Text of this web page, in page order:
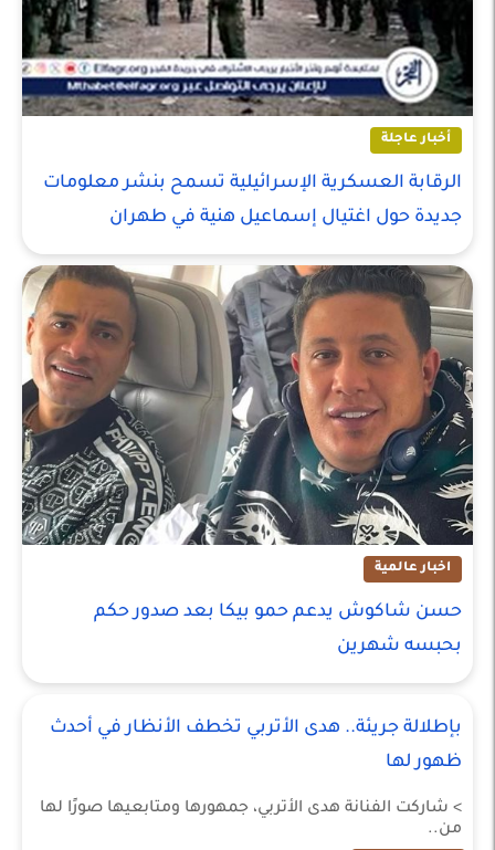
أخبار عاجلة
الرقابة العسكرية الإسرائيلية تسمح بنشر معلومات
جديدة حول اغتيال إسماعيل هنية في طهران
اخبار عالمية
حسن شاكوش يدعم حمو بيكا بعد صدور حكم
بحبسه شهرين
بإطلالة جريئة.. هدى الأتربي تخطف الأنظار في أحدث
ظهور لها
> شاركت الفنانة هدى الأتربي، جمهورها ومتابعيها صورًا لها
من..